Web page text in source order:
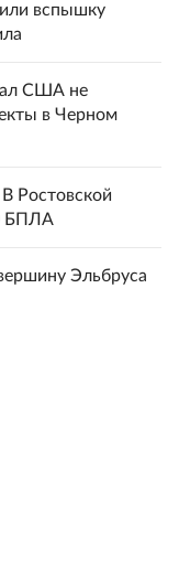
вспышку
США не
в Черном
Ростовской
БПЛА
Эльбруса